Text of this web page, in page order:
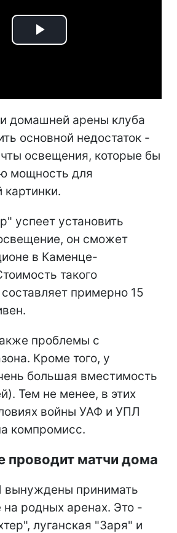
Play
домашней арены клуба
основной недостаток -
освещения, которые бы
мощность для
картинки.
успеет установить
он сможет
в Каменце-
такого
примерно 15
проблемы с
Кроме того, у
большая вместимость
Тем не менее, в этих
войны УАФ и УПЛ
компромисс.
проводит матчи дома
вынуждены принимать
на родных аренах. Это -
луганская "Заря" и